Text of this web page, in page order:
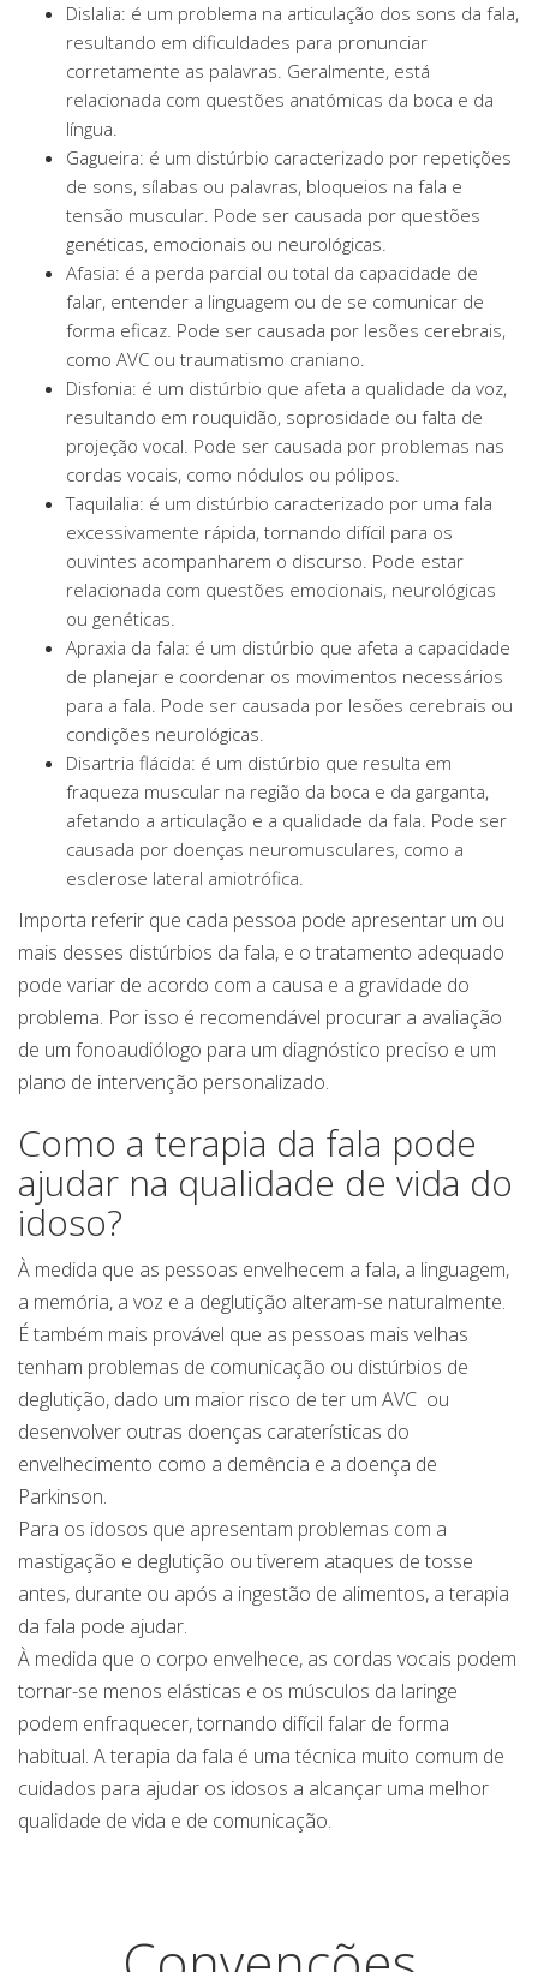
Dislalia: é um problema na articulação dos sons da fala,
resultando em dificuldades para pronunciar
corretamente as palavras. Geralmente, está
relacionada com questões anatómicas da boca e da
língua.
Gagueira: é um distúrbio caracterizado por repetições
de sons, sílabas ou palavras, bloqueios na fala e
tensão muscular. Pode ser causada por questões
genéticas, emocionais ou neurológicas.
Afasia: é a perda parcial ou total da capacidade de
falar, entender a linguagem ou de se comunicar de
forma eficaz. Pode ser causada por lesões cerebrais,
como AVC ou traumatismo craniano.
Disfonia: é um distúrbio que afeta a qualidade da voz,
resultando em rouquidão, soprosidade ou falta de
projeção vocal. Pode ser causada por problemas nas
cordas vocais, como nódulos ou pólipos.
Taquilalia: é um distúrbio caracterizado por uma fala
excessivamente rápida, tornando difícil para os
ouvintes acompanharem o discurso. Pode estar
relacionada com questões emocionais, neurológicas
ou genéticas.
Apraxia da fala: é um distúrbio que afeta a capacidade
de planejar e coordenar os movimentos necessários
para a fala. Pode ser causada por lesões cerebrais ou
condições neurológicas.
Disartria flácida: é um distúrbio que resulta em
fraqueza muscular na região da boca e da garganta,
afetando a articulação e a qualidade da fala. Pode ser
causada por doenças neuromusculares, como a
esclerose lateral amiotrófica.
Importa referir que cada pessoa pode apresentar um ou
mais desses distúrbios da fala, e o tratamento adequado
pode variar de acordo com a causa e a gravidade do
problema. Por isso é recomendável procurar a avaliação
de um fonoaudiólogo para um diagnóstico preciso e um
plano de intervenção personalizado.
Como a terapia da fala pode
ajudar na qualidade de vida do
idoso?
À medida que as pessoas envelhecem a fala, a linguagem,
a memória, a voz e a deglutição alteram-se naturalmente.
É também mais provável que as pessoas mais velhas
tenham problemas de comunicação ou distúrbios de
deglutição, dado um maior risco de ter um AVC ou
desenvolver outras doenças caraterísticas do
envelhecimento como a demência e a doença de
Parkinson.
Para os idosos que apresentam problemas com a
mastigação e deglutição ou tiverem ataques de tosse
antes, durante ou após a ingestão de alimentos, a terapia
da fala pode ajudar.
À medida que o corpo envelhece, as cordas vocais podem
tornar-se menos elásticas e os músculos da laringe
podem enfraquecer, tornando difícil falar de forma
habitual. A terapia da fala é uma técnica muito comum de
cuidados para ajudar os idosos a alcançar uma melhor
qualidade de vida e de comunicação.